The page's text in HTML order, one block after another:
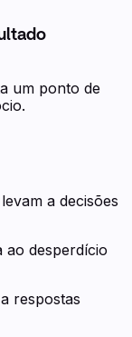
um ponto de
a decisões
desperdício
respostas